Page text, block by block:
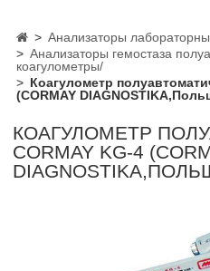
Анализаторы
Анализаторы гемостаза
коагулометры/
Коагулометр
(CORMAY
КОАГУЛОМЕТР
CORMAY KG-4